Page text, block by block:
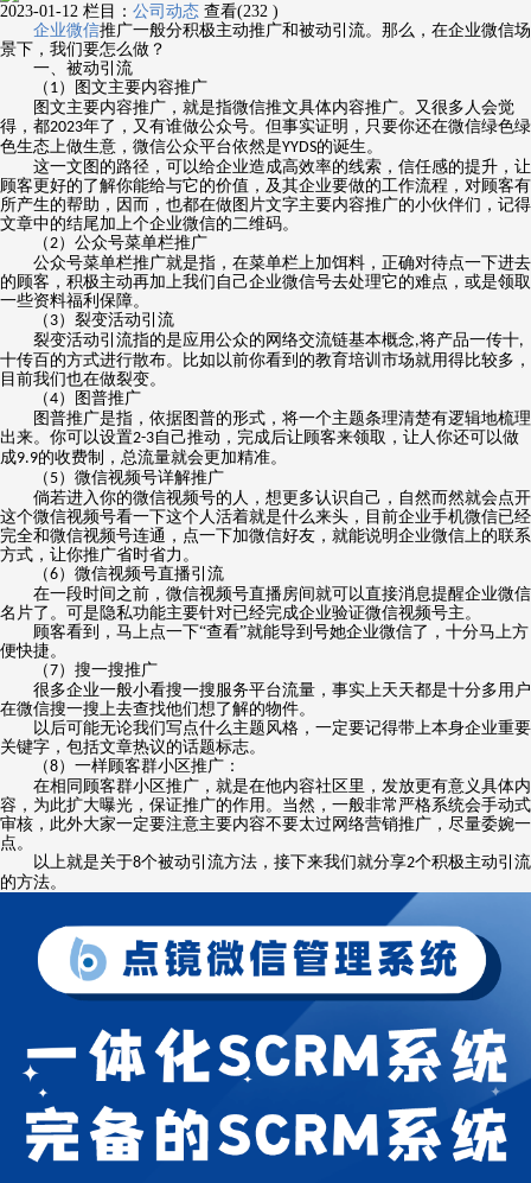
2023-01-12 栏目： 公司动态 查看(232 )
企业微信推广一般分积极主动推广和被动引流。那么 ，在企业微信场
景下，我们要怎么做？
一、被动引流
（ 1）图文主要内容推广
图文主要内容推广 ，就是指微信推文具体内容推广。又很多人会觉
得，都2023年了，又有谁做公众号。但事实证明，只要你还在微信绿色绿
色生态上做生意，微信公众平台依然是YYDS的诞生。
这一文图的路径，可以给企业造成高效率的线索，信任感的提升，让
顾客更好的了解你能给与它的价值，及其企业要做的工作流程，对顾客有
所产生的帮助，因而，也都在做图片文字主要内容推广的小伙伴们，记得
文章中的结尾加上个企业微信的二维码。
（2）公众号菜单栏推广
公众号菜单栏推广就是指，在菜单栏上加饵料，正确对待点一下进去
的顾客，积极主动再加上我们自己企业微信号去处理它的难点，或是领取
一些资料福利保障。
（ 3）裂变活动引流
裂变活动引流指的是应用公众的网络交流链基本概念,将产品一传十,
十传百的方式进行散布。比如以前你看到的教育培训市场就用得比较多，
目前我们也在做裂变。
（4）图普推广
图普推广是指，依据图普的形式，将一个主题条理清楚有逻辑地梳理
出来。你可以设置2-3自己推动，完成后让顾客来领取，让人你还可以做
成9.9的收费制，总流量就会更加精准。
（ 5）微信视频号详解推广
倘若进入你的微信视频号的人，想更多认识自己，自然而然就会点开
这个微信视频号看一下这个人活着就是什么来头，目前企业手机微信已经
完全和微信视频号连通，点一下加微信好友，就能说明企业微信上的联系
方式，让你推广省时省力。
（6）微信视频号直播引流
在一段时间之前，微信视频号直播房间就可以直接消息提醒企业微信
名片了。可是隐私功能主要针对已经完成企业验证微信视频号主。
顾客看到，马上点一下“查看”就能导到号她企业微信了，十分马上方
便快捷。
（7）搜一搜推广
很多企业一般小看搜一搜服务平台流量，事实上天天都是十分多用户
在微信搜一搜上去查找他们想了解的物件。
以后可能无论我们写点什么主题风格，一定要记得带上本身企业重要
关键字，包括文章热议的话题标志。
（8）一样顾客群小区推广 ：
在相同顾客群小区推广 ，就是在他内容社区里，发放更有意义具体内
容，为此扩大曝光，保证推广的作用。当然，一般非常严格系统会手动式
审核，此外大家一定要注意主要内容不要太过网络营销推广，尽量委婉一
点。
以上就是关于8个被动引流方法，接下来我们就分享2个积极主动引流
的方法。